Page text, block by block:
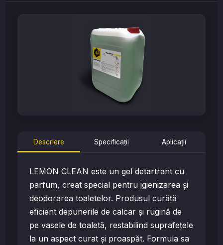
Descriere Specificații Aplicații
LEMON CLEAN este un gel detartrant cu
parfum, creat special pentru igienizarea și
deodorarea toaletelor. Produsul curăță
eficient depunerile de calcar și rugină de
pe vasele de toaletă, restabilind suprafețele
la un aspect curat și proaspăt. Formula sa